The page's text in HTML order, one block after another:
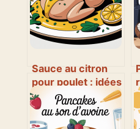
Sauce au citron
pour poulet : idées
faciles,
savoureuses et
inratables